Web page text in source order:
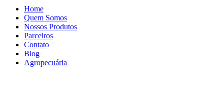
Home
Quem Somos
Nossos Produtos
Parceiros
Contato
Blog
Agropecuária